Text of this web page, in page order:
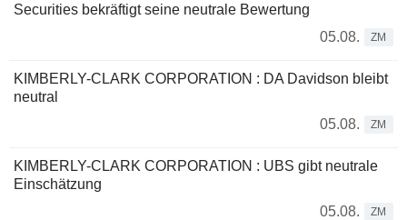
Securities bekräftigt seine neutrale Bewertung
05.08.
ZM
KIMBERLY-CLARK CORPORATION : DA Davidson bleibt
neutral
05.08.
ZM
KIMBERLY-CLARK CORPORATION : UBS gibt neutrale
Einschätzung
05.08.
ZM